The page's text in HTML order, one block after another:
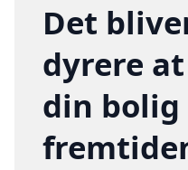
Det
dyrere
din bolig